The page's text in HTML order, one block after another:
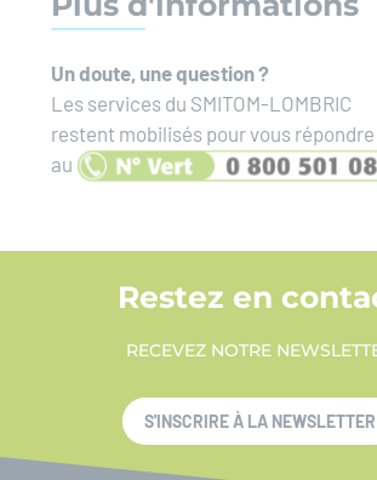
Un doute, une question ?
Les services du SMITOM-LOMBRIC
restent mobilisés pour vous répondre
au
Restez en
RECEVEZ NOTRE
S'INSCRIRE À LA NEWSLETTER